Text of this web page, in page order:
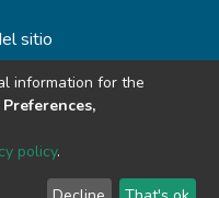
sitio
information for the
policy.